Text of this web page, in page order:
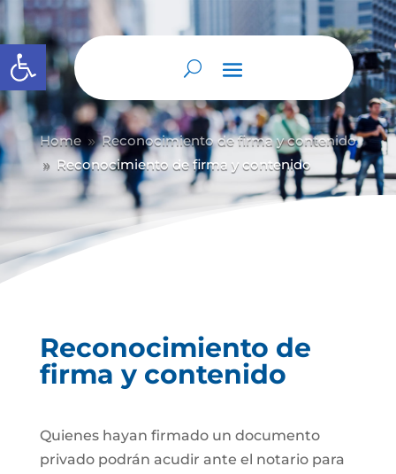
Abrir barra de herramientas
Home 9 Reconocimiento de firma y contenido
9 Reconocimiento de firma y contenido
Reconocimiento de
firma y contenido
Quienes hayan firmado un documento
privado podrán acudir ante el notario para